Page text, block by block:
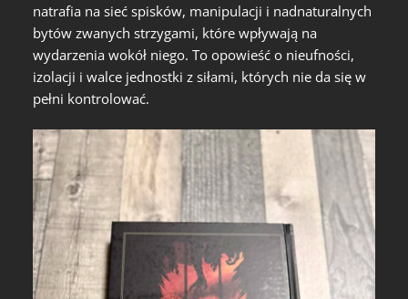
natrafia na sieć spisków, manipulacji i nadnaturalnych
bytów zwanych strzygami, które wpływają na
wydarzenia wokół niego. To opowieść o nieufności,
izolacji i walce jednostki z siłami, których nie da się w
pełni kontrolować.